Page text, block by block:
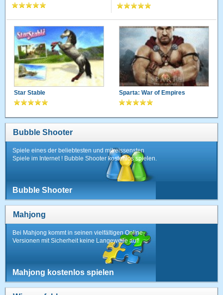
Star Stable Sparta: War of Empires
Bubble Shooter
Spiele eines der beliebtesten und mitreissensten
Spiele im Internet ! Bubble Shooter kostenlos spielen.
Bubble Shooter
Mahjong
Bei Mahjong kommt in seinen vielfältigen Online-
Versionen mit Sicherheit keine Langeweile auf!
Mahjong kostenlos spielen